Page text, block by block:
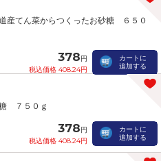
産てん菜からつくったお砂糖 ６５０
378円
税込価格 408.24円
カートに
追加する
７５０ｇ
378円
税込価格 408.24円
カートに
追加する